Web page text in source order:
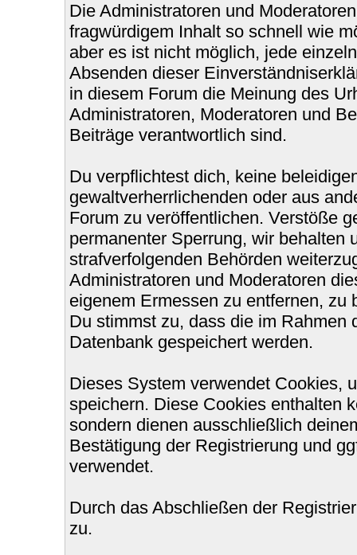
Die Administratoren und
fragwürdigem Inhalt so schnell wie
aber es ist nicht möglich, jede
Absenden dieser
in diesem Forum die Meinung des
Administratoren, Moderatoren und
Beiträge verantwortlich sind.
Du verpflichtest dich, keine
gewaltverherrlichenden oder aus
Forum zu veröffentlichen. Verstöße
permanenter Sperrung, wir behalten
strafverfolgenden Behörden
Administratoren und Moderatoren
eigenem Ermessen zu entfernen, zu
Du stimmst zu, dass die im Rahmen
Datenbank gespeichert werden.
Dieses System verwendet Cookies,
speichern. Diese Cookies enthalten
sondern dienen ausschließlich
Bestätigung der Registrierung und
verwendet.
Durch das Abschließen der
zu.